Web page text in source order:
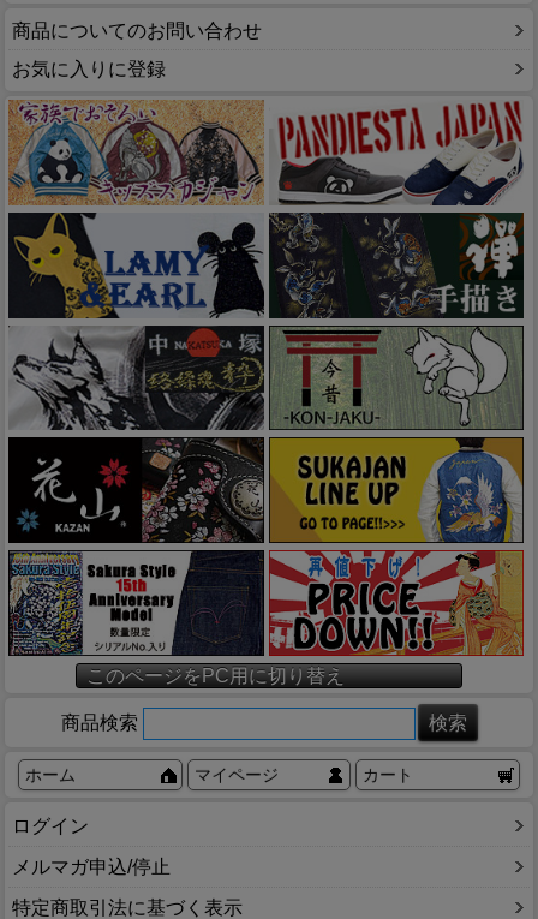
商品についてのお問い合わせ
お気に入りに登録
このページをPC用に切り替え
商品検索
ホーム マイページ カート
ログイン
メルマガ申込/停止
特定商取引法に基づく表示